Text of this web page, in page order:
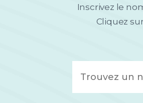
Inscrivez le
Cliquez